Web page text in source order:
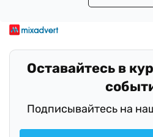
Оставайтесь в
Подписывайтесь на